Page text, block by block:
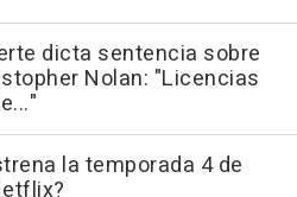
dicta sentencia sobre
Nolan: "Licencias
la temporada 4 de